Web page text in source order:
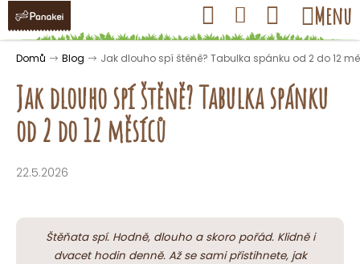
Přejít
obsah
Hledat Přihlášení
Nákupní
košík
Menu
Domů Blog Jak dlouho spí štěně? Tabulka spánku od 2 do 12
Jak dlouho spí štěně? Tabulka spánku
od 2 do 12 měsíců
22.5.2026
Štěňata spí. Hodně, dlouho a skoro pořád. Klidně i
dvacet hodin denně. Až se sami přistihnete, jak
K
o Zpět
Zpět
o
o